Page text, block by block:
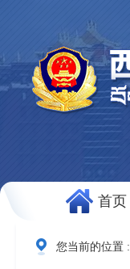
首页
您当前的位置 :